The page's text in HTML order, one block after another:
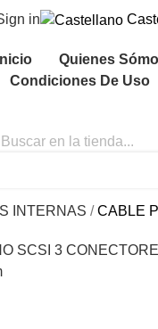
in
Inicio Quienes
Condiciones De Uso
INTERNAS CABLE